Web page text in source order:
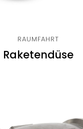
RAUMFAHRT
Raketendüse